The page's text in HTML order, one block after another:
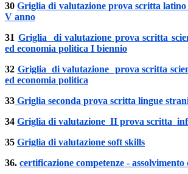
30Griglia di valutazione prova scritta
V anno
31 Griglia di valutazione prova scritta
ed economia politica I biennio
32 Griglia di valutazione prova scritta
ed economia politica
33 Griglia seconda prova scritta lingue
34 Griglia di valutazione II prova scritta
35 Griglia di valutazione soft skills
36. certificazione competenze - assolvimento